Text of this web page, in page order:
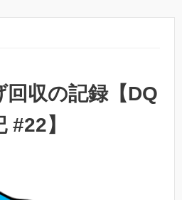
収の記録【DQ
#22】